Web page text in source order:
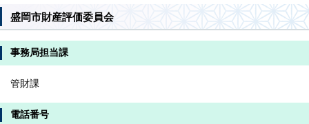
盛岡市財産評価委員会
事務局担当課
管財課
電話番号